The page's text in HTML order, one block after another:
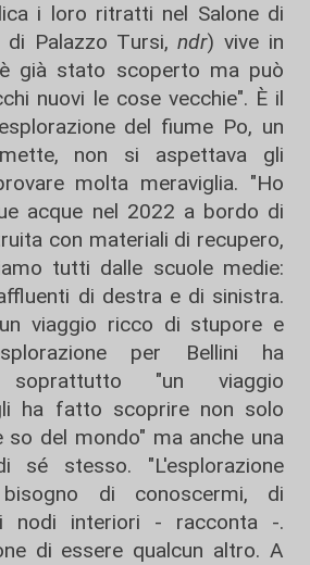
i loro ritratti nel Salone di
di Palazzo Tursi,ndr) vive in
già stato scoperto ma può
nuovi le cose vecchie". È il
del fiume Po, un
non si aspettava gli
molta meraviglia. "Ho
acque nel 2022 a bordo di
con materiali di recupero,
tutti dalle scuole medie:
di destra e di sinistra.
viaggio ricco di stupore e
per Bellini ha
soprattutto "un viaggio
ha fatto scoprire non solo
del mondo" ma anche una
sé stesso. "L'esplorazione
di conoscermi, di
nodi interiori - racconta -.
di essere qualcun altro. A